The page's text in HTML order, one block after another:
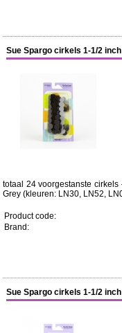
Sue Spargo cirkels 1-1/2
totaal 24 voorgestanste
Grey (kleuren: LN30, LN52,
Product code:
Brand:
Sue Spargo cirkels 1-1/2